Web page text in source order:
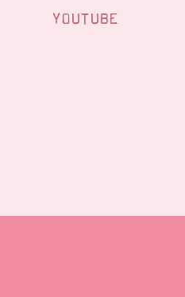
YOUTUBE